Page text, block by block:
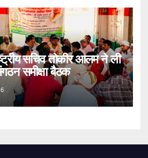
सचिव तोकीर आलम ने ली
समीक्षा बैठक